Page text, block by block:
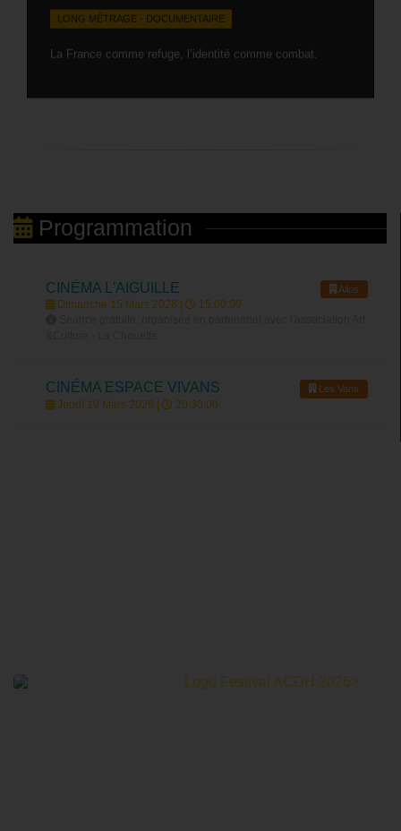
LONG MÉTRAGE - DOCUMENTAIRE
La France comme refuge, l’identité comme combat.
Programmation
CINÉMA L'AIGUILLE Allos
Dimanche 15 Mars 2026 |
15:00:00
CINÉMA ESPACE VIVANS Les Vans
Jeudi 19 Mars 2026 | 20:30:00